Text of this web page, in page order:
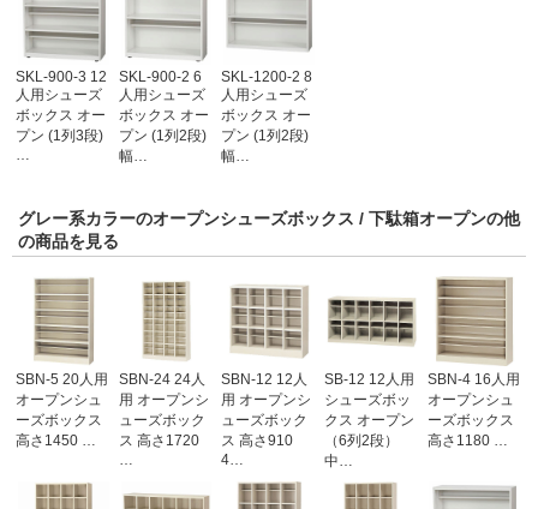
SKL-900-3 12
人用シューズ
ボックス オー
プン (1列3段)
SKL-900-2 6
人用シューズ
ボックス オー
プン (1列2段)
幅…
SKL-1200-2 8
人用シューズ
ボックス オー
プン (1列2段)
幅…
グレー系カラーのオープンシューズボックス / 下駄箱オープンの他
の商品を見る
SBN-5 20人用
オープンシュ
ーズボックス
高さ1450 …
SBN-24 24人
用 オープンシ
ューズボック
ス 高さ1720
…
SBN-12 12人
用 オープンシ
ューズボック
ス 高さ910
4…
SB-12 12人用
シューズボッ
クス オープン
（6列2段）
中…
SBN-4 16人用
オープンシュ
ーズボックス
高さ1180 …